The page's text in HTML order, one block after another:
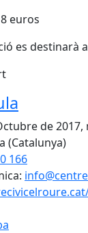
euros
es destinarà a
de 2017,
(Catalunya)
166